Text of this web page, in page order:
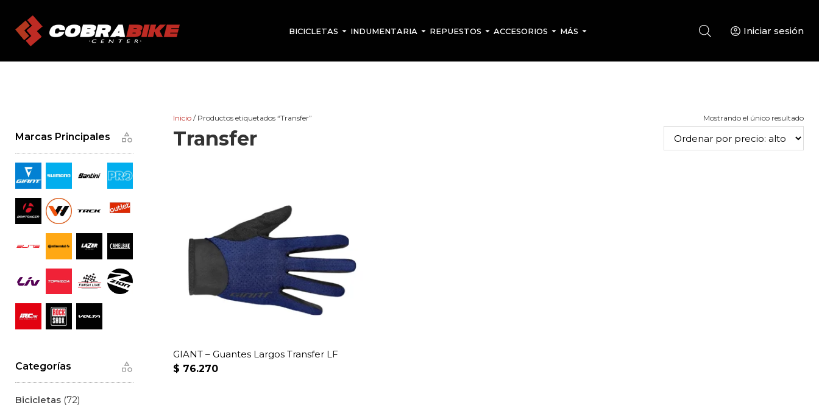
content
BICICLETAS INDUMENTARIA REPUESTOS ACCESORIOS MÁS Iniciar sesión
Inicio/ Productos etiquetados “Transfer”
Transfer
Mostrando el único resultado
GIANT – Guantes Largos Transfer LF
$ 76.270
Marcas Principales
Categorías
Bicicletas (72)